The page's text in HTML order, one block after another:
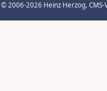
© 2006-2026 Heinz Herzog,